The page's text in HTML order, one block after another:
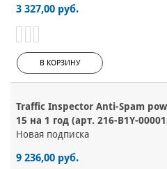
3 327,00 руб.
В КОРЗИНУ
Traffic Inspector Anti-Spam
15 на 1 год (арт. 216-B1Y-
Новая подписка
9 236,00 руб.